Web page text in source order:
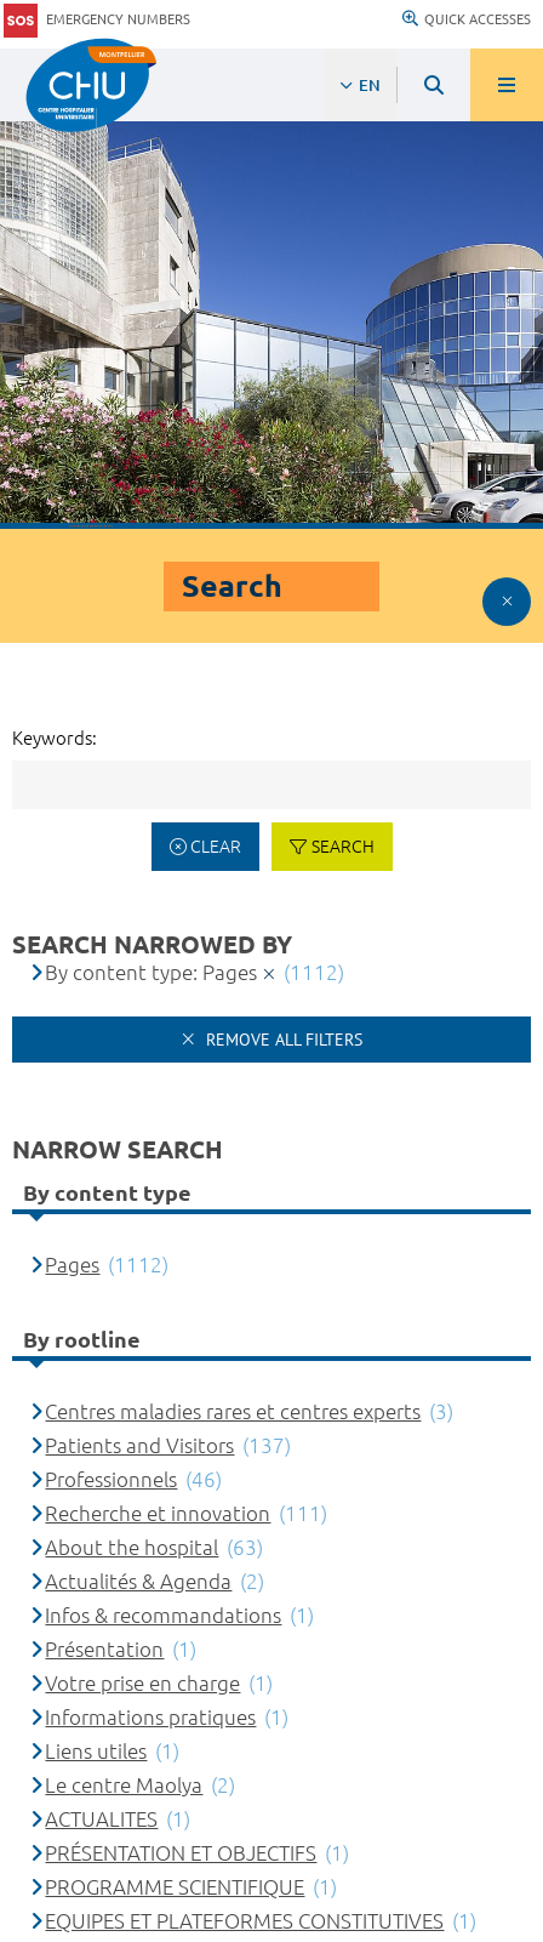
EMERGENCY NUMBERS QUICK ACCESSES
EN
Search
Keywords:
CLEAR SEARCH
SEARCH NARROWED BY
By content type: Pages (1112)
REMOVE ALL FILTERS
NARROW SEARCH
By content type
Pages (1112)
By rootline
Centres maladies rares et centres experts (3)
Patients and Visitors (137)
Professionnels (46)
Recherche et innovation (111)
About the hospital (63)
Actualités & Agenda (2)
Infos & recommandations (1)
Présentation (1)
Votre prise en charge (1)
Informations pratiques (1)
Liens utiles (1)
Le centre Maolya (2)
ACTUALITES (1)
PRÉSENTATION ET OBJECTIFS (1)
PROGRAMME SCIENTIFIQUE (1)
EQUIPES ET PLATEFORMES CONSTITUTIVES (1)